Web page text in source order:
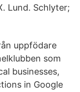
Lund. Schlyter;
uppfödare
som
businesses,
in Google